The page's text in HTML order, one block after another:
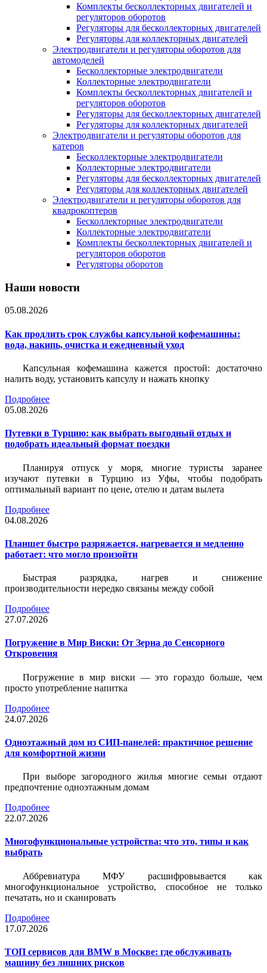
Комплекты бесколлекторных двигателей и
регуляторов оборотов
Регуляторы для бесколлекторных двигателей
Регуляторы для коллекторных двигателей
Электродвигатели и регуляторы оборотов для
автомоделей
Бесколлекторные электродвигатели
Коллекторные электродвигатели
Комплекты бесколлекторных двигателей и
регуляторов оборотов
Регуляторы для бесколлекторных двигателей
Регуляторы для коллекторных двигателей
Электродвигатели и регуляторы оборотов для
катеров
Бесколлекторные электродвигатели
Коллекторные электродвигатели
Регуляторы для бесколлекторных двигателей
Регуляторы для коллекторных двигателей
Электродвигатели и регуляторы оборотов для
квадрокоптеров
Бесколлекторные электродвигатели
Коллекторные электродвигатели
Комплекты бесколлекторных двигателей и
регуляторов оборотов
Регуляторы оборотов
Наши новости
05.08.2026
Как продлить срок службы капсульной кофемашины:
вода, накипь, очистка и ежедневный уход
Капсульная кофемашина кажется простой: достаточно
налить воду, установить капсулу и нажать кнопку
Подробнее
05.08.2026
Путевки в Турцию: как выбрать выгодный отдых и
подобрать идеальный формат поездки
Планируя отпуск у моря, многие туристы заранее
изучают путевки в Турцию из Уфы, чтобы подобрать
оптимальный вариант по цене, отелю и датам вылета
Подробнее
04.08.2026
Планшет быстро разряжается, нагревается и медленно
работает: что могло произойти
Быстрая разрядка, нагрев и снижение
производительности нередко связаны между собой
Подробнее
27.07.2026
Погружение в Мир Виски: От Зерна до Сенсорного
Откровения
Погружение в мир виски — это гораздо больше, чем
просто употребление напитка
Подробнее
24.07.2026
Одноэтажный дом из СИП-панелей: практичное решение
для комфортной жизни
При выборе загородного жилья многие семьи отдают
предпочтение одноэтажным домам
Подробнее
22.07.2026
Многофункциональные устройства: что это, типы и как
выбрать
Аббревиатура МФУ расшифровывается как
многофункциональное устройство, способное не только
печатать, но и сканировать
Подробнее
17.07.2026
ТОП сервисов для BMW в Москве: где обслуживать
машину без лишних рисков